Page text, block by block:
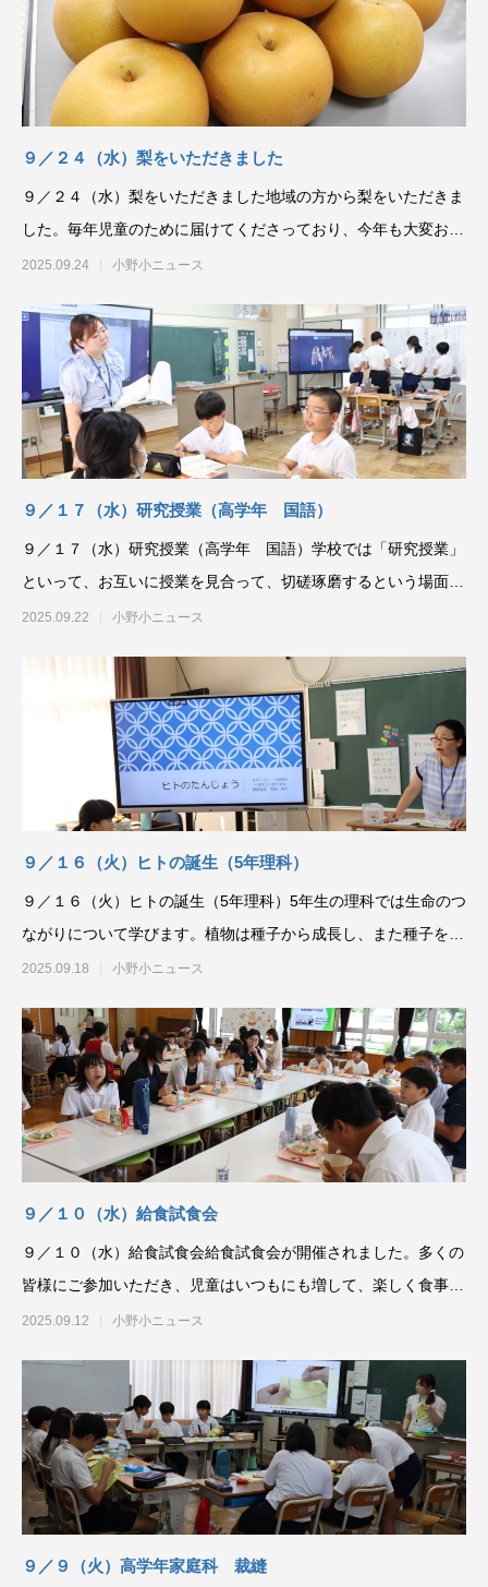
９／２４（水）梨をいただきました
９／２４（水）梨をいただきました地域の方から梨をいただきま
した。毎年児童のために届けてくださっており、今年も大変おい
しくいただきました。
2025.09.24 小野小ニュース
９／１７（水）研究授業（高学年 国語）
９／１７（水）研究授業（高学年 国語）学校では「研究授業」
といって、お互いに授業を見合って、切磋琢磨するという場面が
あります。今回は高学
2025.09.22 小野小ニュース
９／１６（火）ヒトの誕生（5年理科）
９／１６（火）ヒトの誕生（5年理科）5年生の理科では生命のつ
ながりについて学びます。植物は種子から成長し、また種子を生
み出す。そのための
2025.09.18 小野小ニュース
９／１０（水）給食試食会
９／１０（水）給食試食会給食試食会が開催されました。多くの
皆様にご参加いただき、児童はいつもにも増して、楽しく食事を
とることができました
2025.09.12 小野小ニュース
９／９（火）高学年家庭科 裁縫